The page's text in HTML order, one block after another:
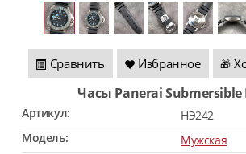
Сравнить Избранное 🎁
Часы Panerai Submersible
Артикул:
HЭ242
Модель:
Мужская